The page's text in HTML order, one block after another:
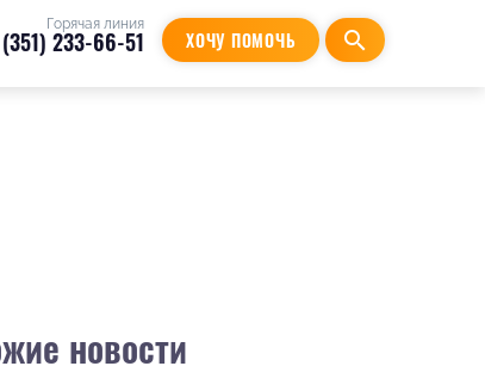
Горячая линия
233-66-51 ХОЧУ ПОМОЧЬ search
новости